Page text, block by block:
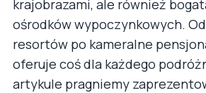
krajobrazami, ale również
ośrodków wypoczynkowych.
resortów po kameralne
oferuje coś dla każdego
artykule pragniemy